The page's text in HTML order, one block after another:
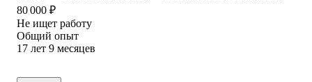
80 000 ₽
Не ищет работу
Общий опыт
17 лет 9 месяцев